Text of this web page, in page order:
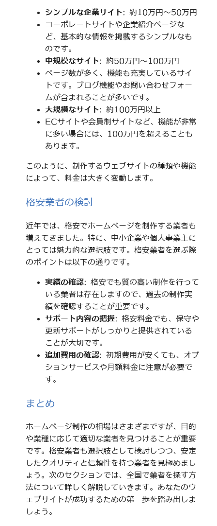
シンプルな企業サイト: 約10万円～50万円
コーポレートサイトや企業紹介ページな
ど、基本的な情報を掲載するシンプルなも
のです。
中規模なサイト: 約50万円～100万円
ページ数が多く、機能も充実しているサイ
トです。ブログ機能やお問い合わせフォー
ムが含まれることが多いです。
大規模なサイト: 約100万円以上
ECサイトや会員制サイトなど、機能が非常
に多い場合には、100万円を超えることも
あります。
このように、制作するウェブサイトの種類や機能
によって、料金は大きく変動します。
格安業者の検討
近年では、格安でホームページを制作する業者も
増えてきました。特に、中小企業や個人事業主に
とっては魅力的な選択肢です。格安業者を選ぶ際
のポイントは以下の通りです。
実績の確認: 格安でも質の高い制作を行って
いる業者は存在しますので、過去の制作実
績を確認することが重要です。
サポート内容の把握: 格安料金でも、保守や
更新サポートがしっかりと提供されている
ことが大切です。
追加費用の確認: 初期費用が安くても、オプ
ションサービスや月額料金に注意が必要で
す。
まとめ
ホームページ制作の相場はさまざまですが、目的
や業種に応じて適切な業者を見つけることが重要
です。格安業者も選択肢として検討しつつ、安定
したクオリティと信頼性を持つ業者を見極めまし
ょう。次のセクションでは、全国で業者を探す方
法について詳しく解説していきます。あなたのウ
ェブサイトが成功するための第一歩を踏み出しま
しょう。